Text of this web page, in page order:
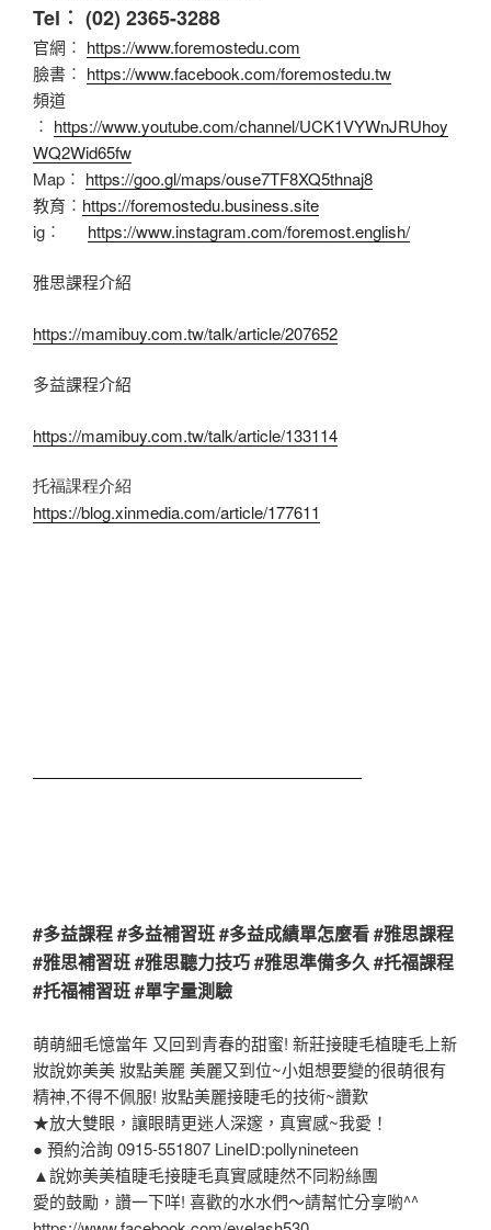
Tel︰ (02) 2365-3288
官網︰ https://www.foremostedu.com
臉書︰ https://www.facebook.com/foremostedu.tw
頻道
︰ https://www.youtube.com/channel/UCK1VYWnJRUhoy
WQ2Wid65fw
Map︰ https://goo.gl/maps/ouse7TF8XQ5thnaj8
教育︰ https://foremostedu.business.site
ig︰ https://www.instagram.com/foremost.english/
雅思課程介紹
https://mamibuy.com.tw/talk/article/207652
多益課程介紹
https://mamibuy.com.tw/talk/article/133114
托福課程介紹
https://blog.xinmedia.com/article/177611
#多益課程 #多益補習班 #多益成績單怎麼看 #雅思課程
#雅思補習班 #雅思聽力技巧 #雅思準備多久 #托福課程
#托福補習班 #單字量測驗
萌萌細毛憶當年 又回到青春的甜蜜! 新莊接睫毛植睫毛上新
妝說妳美美 妝點美麗 美麗又到位~小姐想要變的很萌很有
精神,不得不佩服! 妝點美麗接睫毛的技術~讚歎
★放大雙眼，讓眼睛更迷人深邃，真實感~我愛！
● 預約洽詢 0915-551807 LineID:pollynineteen
▲說妳美美植睫毛接睫毛真實感睫然不同粉絲團
愛的鼓勵，讚一下咩! 喜歡的水水們～請幫忙分享喲^^